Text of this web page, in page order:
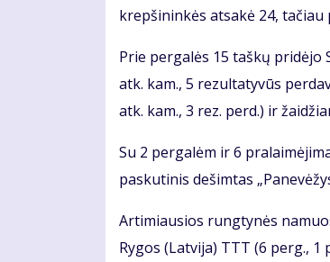
krepšininkės atsakė 24,
Prie pergalės 15 taškų pridėjo
atk. kam., 5 rezultatyvūs
atk. kam., 3 rez. perd.) ir
Su 2 pergalėm ir 6
paskutinis dešimtas
Artimiausios rungtynės
Rygos (Latvija) TTT (6 perg.,